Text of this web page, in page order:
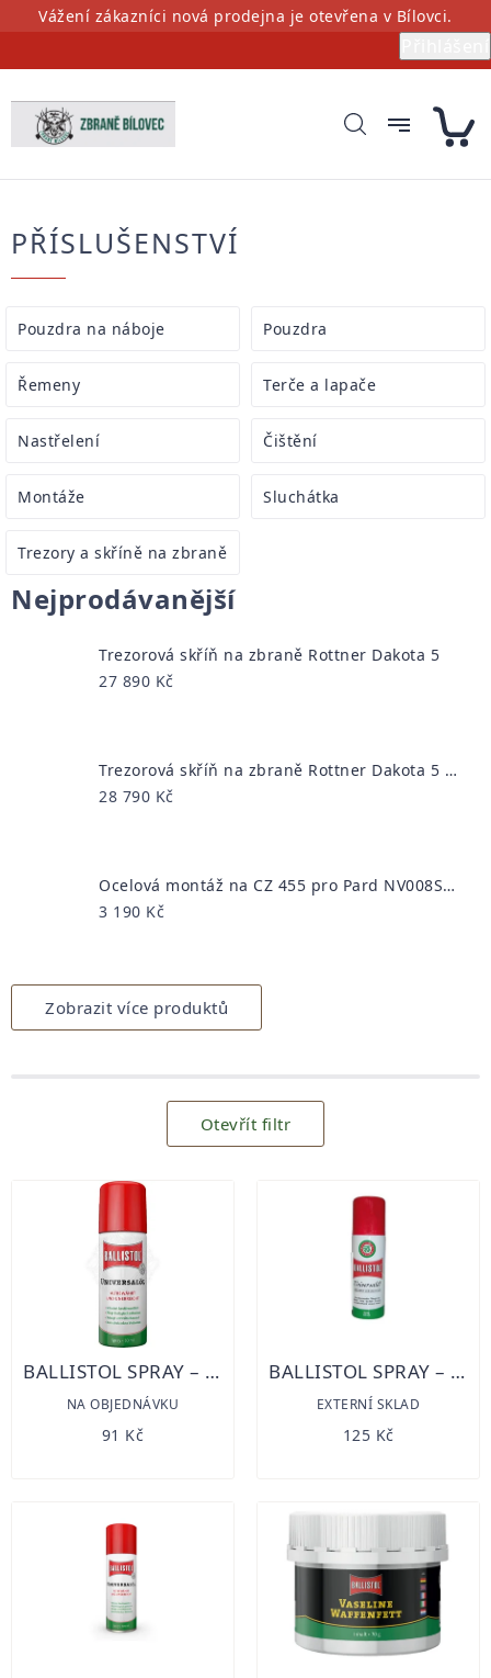
PřejítVážení zákazníci nová prodejna je otevřena v Bílovci.
PŘÍSLUŠENSTVÍ
Pouzdra na náboje Pouzdra
Řemeny Terče a lapače
Nastřelení Čištění
Montáže Sluchátka
Trezory a skříně na zbraně
Nejprodávanější
Trezorová skříň na zbraně Rottner Dakota 5
27 890 Kč
Trezorová skříň na zbraně Rottner Dakota 5 EL
28 790 Kč
Ocelová montáž na CZ 455 pro Pard NV008S a SA 2022
3 190 Kč
Zobrazit více produktů
Otevřít filtr
produktů
BALLISTOL SPRAY – 50 ML
NA OBJEDNÁVKU
91 Kč
BALLISTOL SPRAY – 100 ML
EXTERNÍ SKLAD
125 Kč